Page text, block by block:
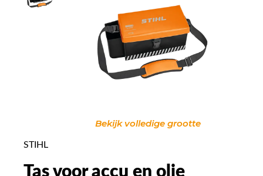
Bekijk volledige grootte
STIHL
Tas voor accu en olie